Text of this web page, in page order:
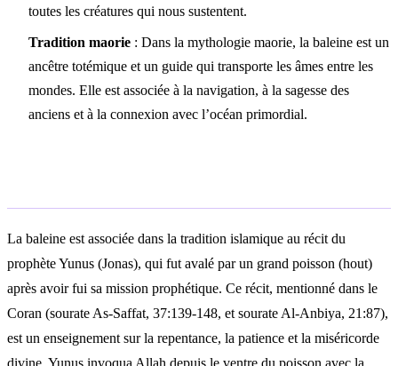
toutes les créatures qui nous sustentent.
Tradition maorie : Dans la mythologie maorie, la baleine est un
ancêtre totémique et un guide qui transporte les âmes entre les
mondes. Elle est associée à la navigation, à la sagesse des
anciens et à la connexion avec l’océan primordial.
La baleine est associée dans la tradition islamique au récit du
prophète Yunus (Jonas), qui fut avalé par un grand poisson (hout)
après avoir fui sa mission prophétique. Ce récit, mentionné dans le
Coran (sourate As-Saffat, 37:139-148, et sourate Al-Anbiya, 21:87),
est un enseignement sur la repentance, la patience et la miséricorde
divine. Yunus invoqua Allah depuis le ventre du poisson avec la